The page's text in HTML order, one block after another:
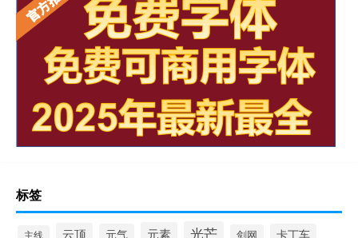
标签
主线 云顶 元气 元素 光芒 剑网 卡丁车